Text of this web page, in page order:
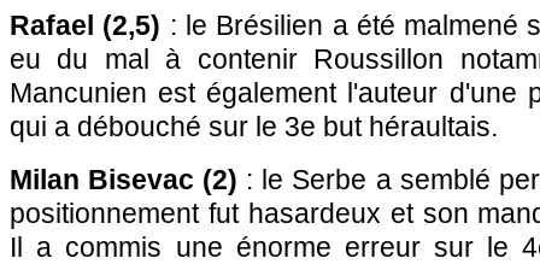
Rafael (2,5) : le Brésilien a été malmené
eu du mal à contenir Roussillon
Mancunien est également l'auteur d'une
qui a débouché sur le 3e but héraultais.
Milan Bisevac (2) : le Serbe a semblé
positionnement fut hasardeux et son
Il a commis une énorme erreur sur le